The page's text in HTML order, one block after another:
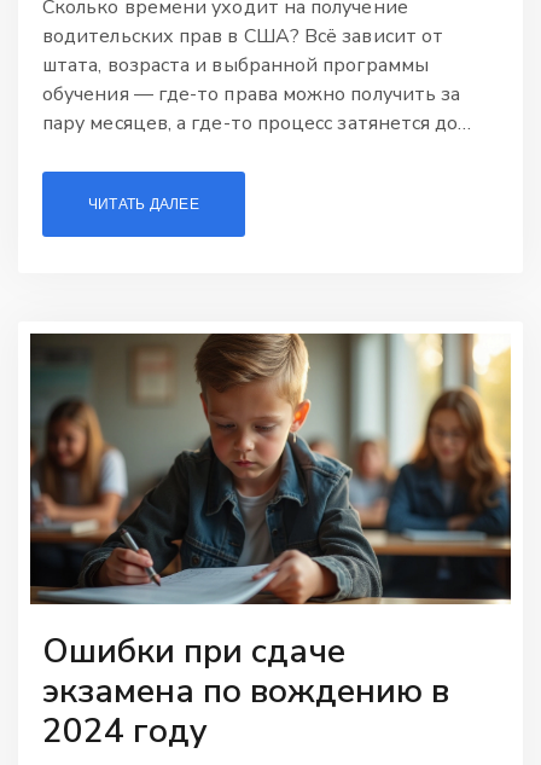
Сколько времени уходит на получение
водительских прав в США? Всё зависит от
штата, возраста и выбранной программы
обучения — где-то права можно получить за
пару месяцев, а где-то процесс затянется до
обучения, сроки, правила сдачи экзаменов и
интересные особенности американской
системы. Узнаешь, как сэкономить время, и что
ЧИТАТЬ ДАЛЕЕ
Ошибки при сдаче
экзамена по вождению в
2024 году